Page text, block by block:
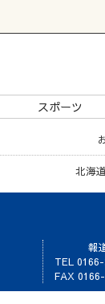
スポーツ
北海
報
TEL
FAX